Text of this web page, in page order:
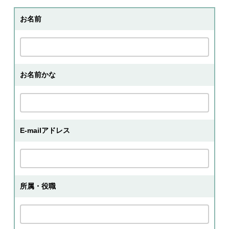
お名前
お名前かな
E-mailアドレス
所属・役職